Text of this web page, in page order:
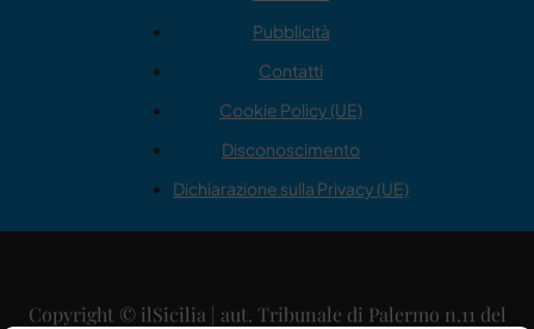
Pubblicità
Contatti
Cookie Policy (UE)
Disconoscimento
Dichiarazione sulla Privacy (UE)
Copyright © ilSicilia | aut. Tribunale di Palermo n.11 del